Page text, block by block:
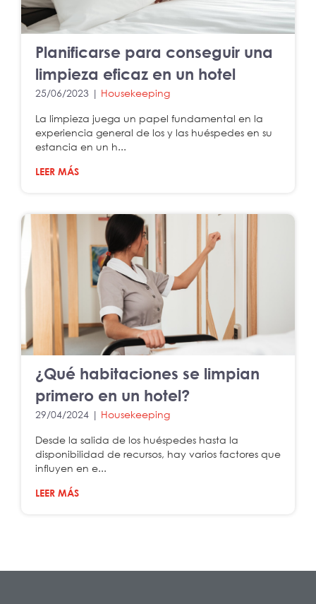
Planificarse para conseguir una
limpieza eficaz en un hotel
25/06/2023 | Housekeeping
La limpieza juega un papel fundamental en la
experiencia general de los y las huéspedes en su
estancia en un h...
LEER MÁS
¿Qué habitaciones se limpian
primero en un hotel?
29/04/2024 | Housekeeping
Desde la salida de los huéspedes hasta la
disponibilidad de recursos, hay varios factores que
influyen en e...
LEER MÁS